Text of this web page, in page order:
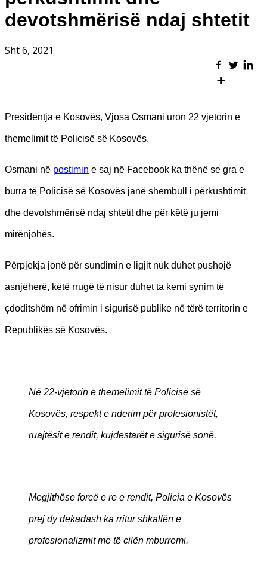
devotshmërisë ndaj shtetit
Sht 6, 2021
Presidentja e Kosovës, Vjosa Osmani uron 22 vjetorin e
themelimit të Policisë së Kosovës.
Osmani në postimin e saj në Facebook ka thënë se gra e
burra të Policisë së Kosovës janë shembull i përkushtimit
dhe devotshmërisë ndaj shtetit dhe për këtë ju jemi
mirënjohës.
Përpjekja jonë për sundimin e ligjit nuk duhet pushojë
asnjëherë, këtë rrugë të nisur duhet ta kemi synim të
çdoditshëm në ofrimin i sigurisë publike në tërë territorin e
Republikës së Kosovës.
Në 22-vjetorin e themelimit të Policisë së
Kosovës, respekt e nderim për profesionistët,
ruajtësit e rendit, kujdestarët e sigurisë sonë.
Megjithëse forcë e re e rendit, Policia e Kosovës
prej dy dekadash ka rritur shkallën e
profesionalizmit me të cilën mburremi.